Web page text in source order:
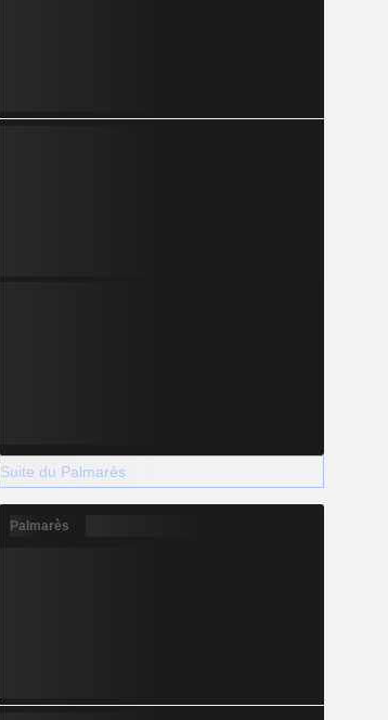
Suite du Palmarès
Palmarès